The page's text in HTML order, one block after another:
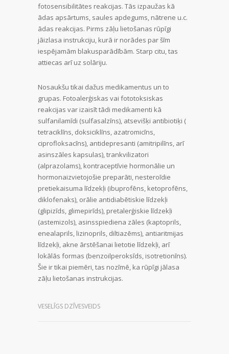
fotosensibilitātes reakcijas. Tās izpaužas kā
ādas apsārtums, saules apdegums, nātrene u.c.
ādas reakcijas. Pirms zāļu lietošanas rūpīgi
jāizlasa instrukciju, kurā ir norādes par šīm
iespējamām blakusparādībām. Starp citu, tas
attiecas arī uz solāriju.
Nosaukšu tikai dažus medikamentus un to
grupas. Fotoalerģiskas vai fototoksiskas
reakcijas var izaisīt tādi medikamenti kā
sulfanilamīdi (sulfasalzīns), atsevišķi antibiotiķi (
tetraciklīns, doksiciklīns, azatromicīns,
ciprofloksacīns), antidepresanti (amitripilīns, arī
asinszāles kapsulas), trankvilizatori
(alprazolams), kontraceptīvie hormonālie un
hormonaizvietojošie preparāti, nesteroīdie
pretiekaisuma līdzekļi (ibuprofēns, ketoprofēns,
diklofenaks), orālie antidiabētiskie līdzekļi
(glipizīds, glimepirīds), pretalerģiskie līdzekļi
(astemizols), asinsspiediena zāles (kaptoprils,
enealaprils, lizinoprils, diltiazēms), antiaritmijas
līdzekļi, akne ārstēšanai lietotie līdzekļi, arī
lokālās formas (benzoilperoksīds, isotretionīns).
Šie ir tikai piemēri, tas nozīmē, ka rūpīgi jālasa
zāļu lietošanas instrukcijas.
VESELĪGS DZĪVESVEIDS